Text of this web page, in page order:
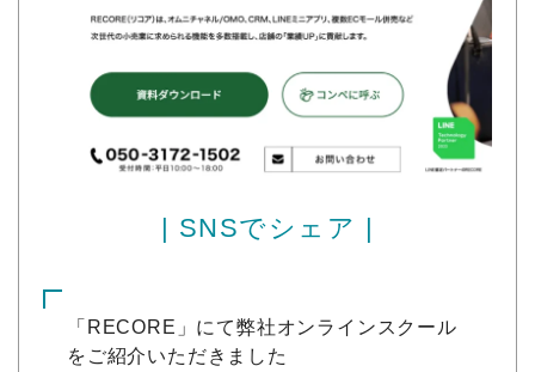
| SNSでシェア |
「RECORE」にて弊社オンラインスクール
をご紹介いただきました